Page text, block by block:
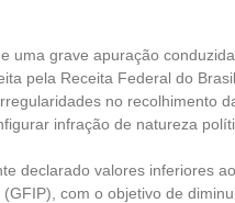
uma grave apuração
pela Receita Federal do
no recolhimento
infração de natureza
declarado valores inferiores
com o objetivo de